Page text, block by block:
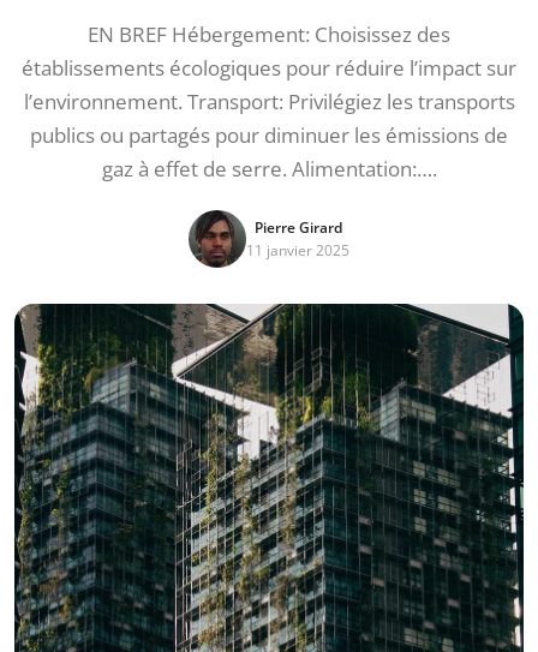
EN BREF Hébergement: Choisissez des
établissements écologiques pour réduire l’impact sur
l’environnement. Transport: Privilégiez les transports
publics ou partagés pour diminuer les émissions de
gaz à effet de serre. Alimentation:….
Pierre Girard
11 janvier 2025